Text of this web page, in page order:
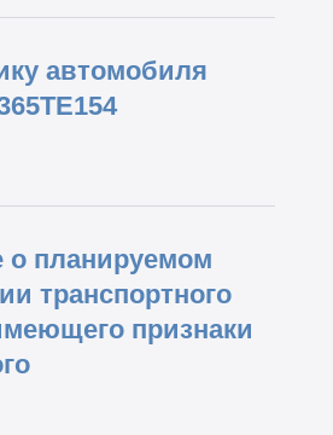
автомобиля
планируемом
транспортного
признаки